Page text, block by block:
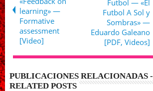
learning» —
Formative
assessment
[Video]
Futbol‎ — «El
Futbol A Sol y
Sombras» —
Eduardo Galeano
[PDF, Videos]
PUBLICACIONES RELACIONADAS -
RELATED POSTS